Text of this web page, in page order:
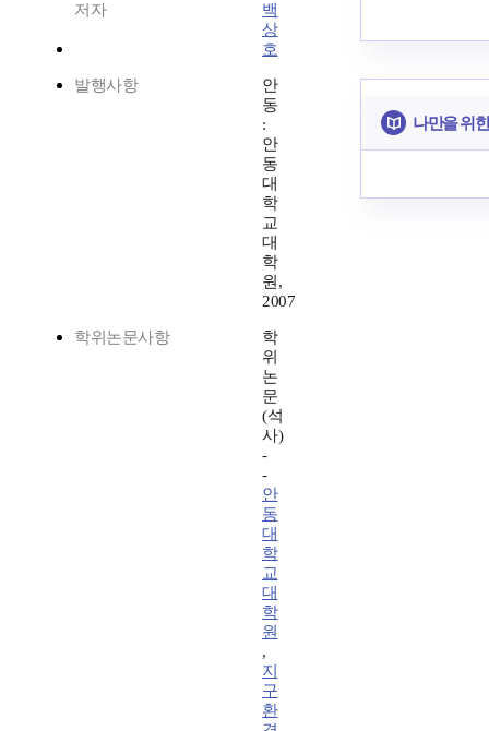
저자
백
상
호
발행사항
안
동
:
안
동
대
학
교
대
학
원,
2007
학위논문사항
학
위
논
문
(석
사)
-
-
안
동
대
학
교
대
학
원
,
지
구
환
나만을 위